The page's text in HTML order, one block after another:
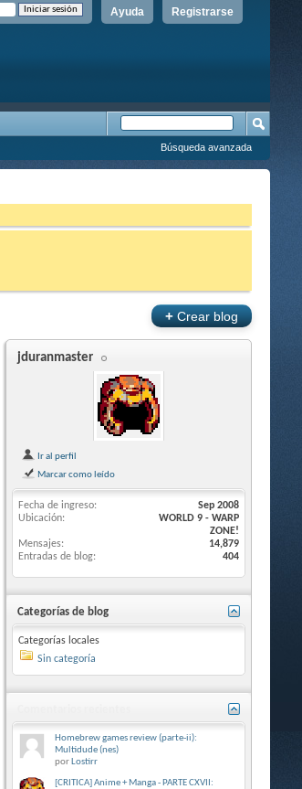
Registrarse
Ayuda
Búsqueda avanzada
+Crear blog
jduranmaster
Ir al perfil
Marcar como leído
Fecha de ingreso
Sep 2008
Ubicación
WORLD 9 - WARP
ZONE!
Mensajes
14,879
Entradas de blog
404
Categorías de blog
Categorías locales
Sin categoría
Homebrew games review (parte-ii):
Multidude (nes)
por Lostirr
[CRITICA] Anime + Manga - PARTE CXVII: